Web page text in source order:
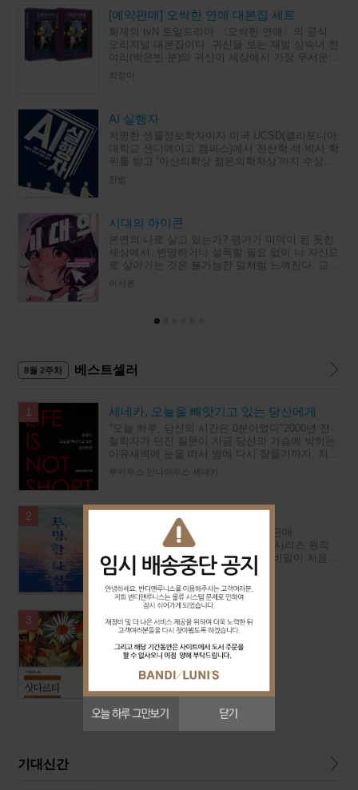
[예약판매] 오싹한 연애 대본집 세트
화제의 tvN 토일드라마 〈오싹한 연애〉의 공식
오리지널 대본집이다. 귀신을 보는 재벌 상속녀 천
여리(박은빈 분)와 귀신이 세상에서 가장 무서운
열혈 검사 마강욱(양세종 분). 서로를 수상히 여기
최정미
AI 실행자
저명한 생물정보학자이자 미국 UCSD(캘리포니아
대학교 샌디에이고 캠퍼스)에서 전산학 석·박사 학
위를 받고 ‘아산의학상 젊은의학자상’까지 수상한
저자가, 해일처럼 밀려온 AI 앞에서 자신의 가치가
한범
시대의 아이콘
본연의 나로 살고 있는가? 평가가 미덕이 된 듯한
세상에서, 변명하거나 설득할 필요 없이 나 자신으
로 살아가는 것은 불가능한 일처럼 느껴진다. 교보
문고 스토리공모전, 림 문학상을 수상한 이서현의
이서현
8월 2주차 베스트셀러
1 세네카, 오늘을 빼앗기고 있는 당신에게
"오늘 하루, 당신의 시간은 0분이었다"2000년 전
철학자가 던진 질문이 지금 당신의 가슴에 박히는
이유새벽에 눈을 떠서 밤에 다시 잠들기까지, 처리
해야 할 일들과 답해야 할 부탁들과 견뎌야 할 자
루키우스 안나이우스 세네카
2
★★★★★ 시리즈 누적 1600만 부 판매
★★★★★ 넷플릭스 《갈릴레오》 시리즈 원작
★★★★★ 토한 종합 1위유카와의 비밀이 처음
밝혀지는갈릴레오 시리즈 최신작◆ 이름이 곧 장
르인 작가히가시노 게이고 대표 시리즈‘오
히가시노 게이고
3 싯다르타 - 세계문학전집 58
기대신간